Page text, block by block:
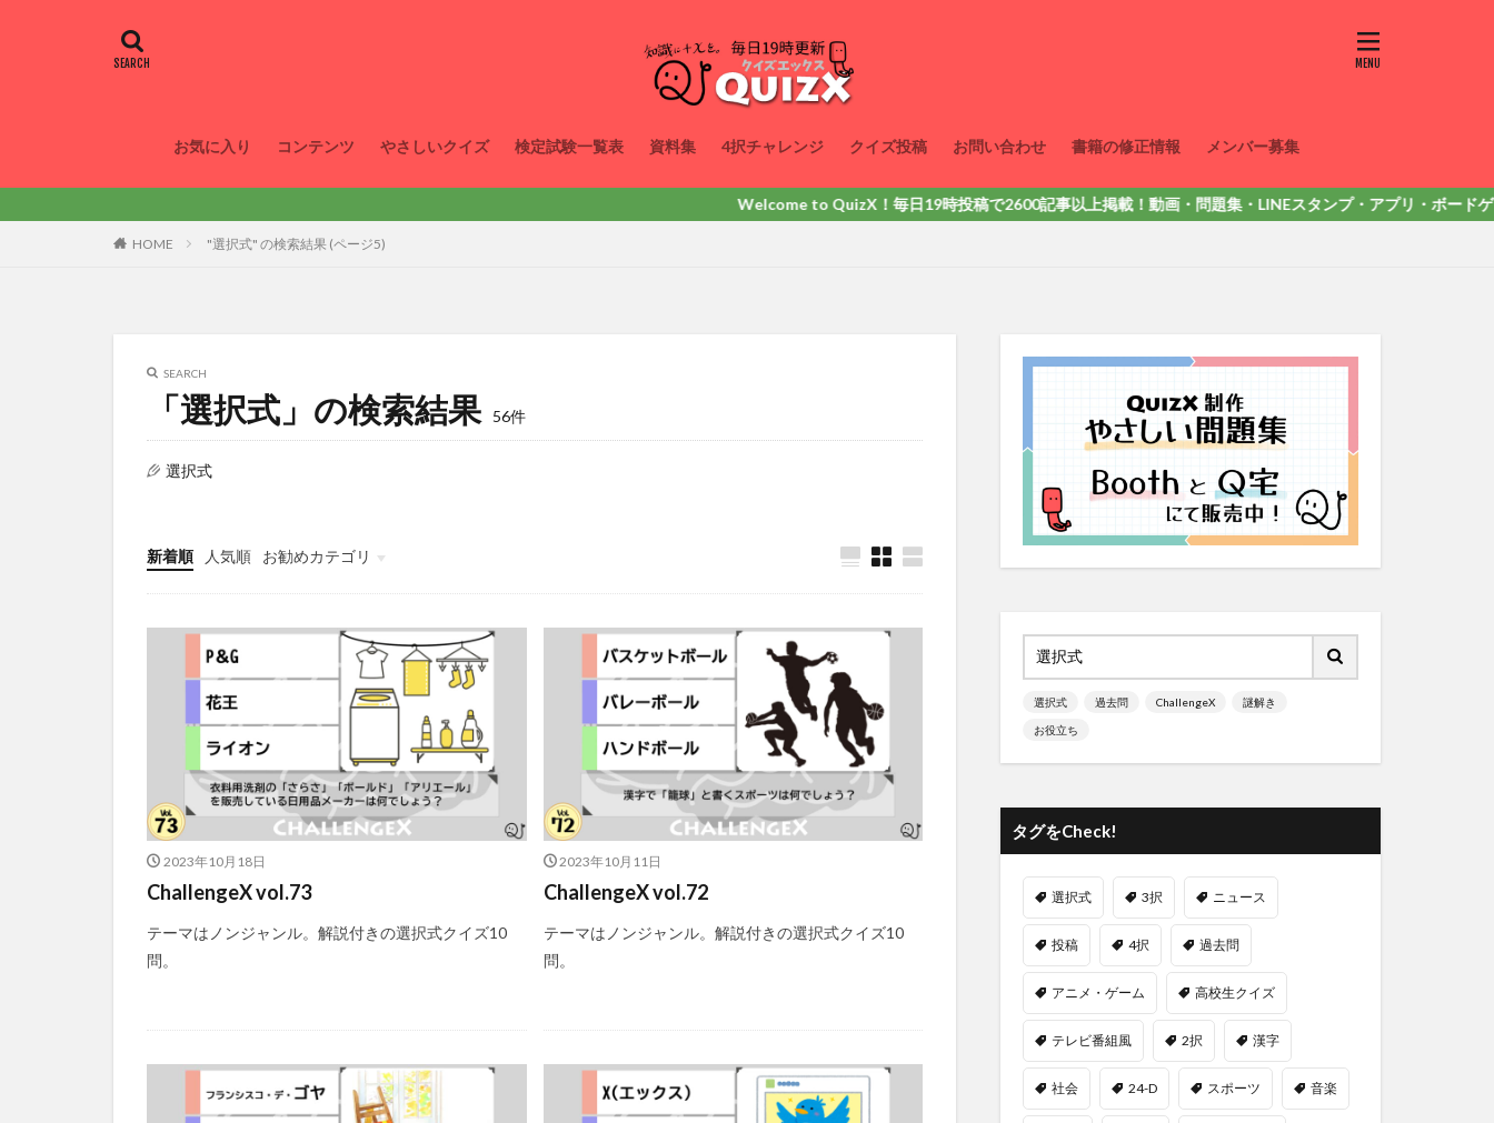
お気に入り コンテンツ やさしいクイズ 検定試験一覧表 資料集 4択チャレンジ クイズ投稿 お問い合わせ 書籍の修正情報 メンバー募集
Welcome to QuizX！毎日19時投稿で2600記事以上掲載！動画・問題集・LINEスタンプ・アプリ・ボードゲームなど色々
HOME "選択式" の検索結果 (ページ5)
SEARCH
「選択式」の検索結果 56件
選択式
新着順 人気順
お勧めカテゴリ
コラム
問題集
検定試験
資料集
ニュース
2023年10月18日
ChallengeX vol.73
テーマはノンジャンル。解説付きの選択式クイズ10
問。
2023年10月11日
ChallengeX vol.72
テーマはノンジャンル。解説付きの選択式クイズ10
問。
選択式 過去問 ChallengeX 謎解き
お役立ち
タグをCheck!
選択式 3択 ニュース
投稿 4択 過去問
アニメ・ゲーム 高校生クイズ
テレビ番組風 2択 漢字
社会 24-D スポーツ 音楽